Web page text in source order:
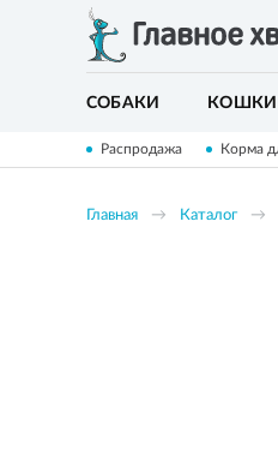
СОБАКИ КОШКИ
Распродажа Корма
Главная Каталог